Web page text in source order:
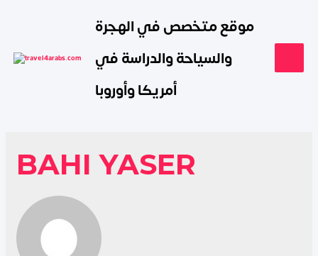
موقع متخصص في الهجرة
والسياحة والدراسة في
أمريكا وأوروبا
BAHI YASER